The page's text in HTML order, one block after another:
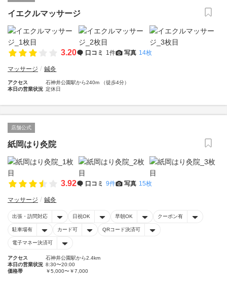
イエクルマッサージ
3.20 口コミ 1件 写真 14枚
マッサージ 鍼灸
アクセス
石神井公園駅から240m （徒歩4分）
本日の営業状況 定休日
店舗公式
紙岡はり灸院
3.92 口コミ 9件 写真 15枚
マッサージ 鍼灸
出張・訪問対応 日祝OK 早朝OK クーポン有
駐車場有 カード可 QRコード決済可
電子マネー決済可
アクセス
石神井公園駅から2.4km
本日の営業状況 8:30〜20:00
価格帯
￥5,000〜￥7,000